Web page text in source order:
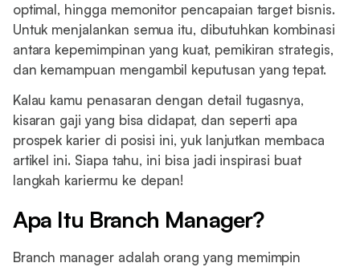
optimal, hingga memonitor pencapaian target bisnis.
Untuk menjalankan semua itu, dibutuhkan kombinasi
antara kepemimpinan yang kuat, pemikiran strategis,
dan kemampuan mengambil keputusan yang tepat.
Kalau kamu penasaran dengan detail tugasnya,
kisaran gaji yang bisa didapat, dan seperti apa
prospek karier di posisi ini, yuk lanjutkan membaca
artikel ini. Siapa tahu, ini bisa jadi inspirasi buat
langkah kariermu ke depan!
Apa Itu Branch Manager?
Branch manager adalah orang yang memimpin